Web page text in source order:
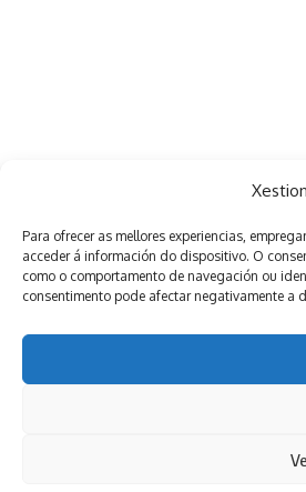
Para ofrecer as mellores experiencias,
acceder á información do dispositivo. O
como o comportamento de navegación ou
consentimento pode afectar negativamente a